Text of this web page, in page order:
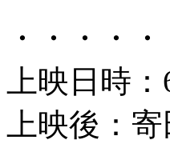
・・・・
上映日時
上映後：